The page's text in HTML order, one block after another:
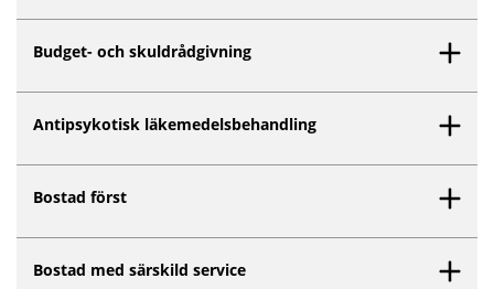
Budget- och skuldrådgivning
Antipsykotisk läkemedelsbehandling
Bostad först
Bostad med särskild service